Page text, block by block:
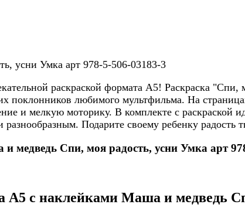
усни Умка арт 978-5-506-03183-3
раскраской формата А5! Раскраска "Спи,
поклонников любимого мультфильма. На
и мелкую моторику. В комплекте с
Подарите своему ребенку
медведь Спи, моя радость, усни Умка арт
А5 с наклейками Маша и медведь